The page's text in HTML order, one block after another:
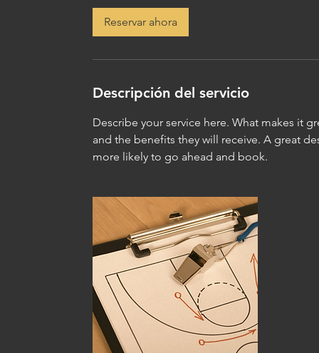
Reservar ahora
Descripción del servicio
Describe your service here. What makes it
and the benefits they will receive. A great
more likely to go ahead and book.